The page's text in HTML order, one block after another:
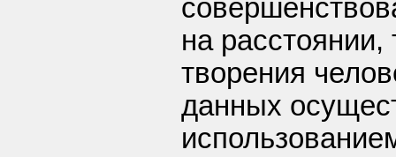
на
творения
данных